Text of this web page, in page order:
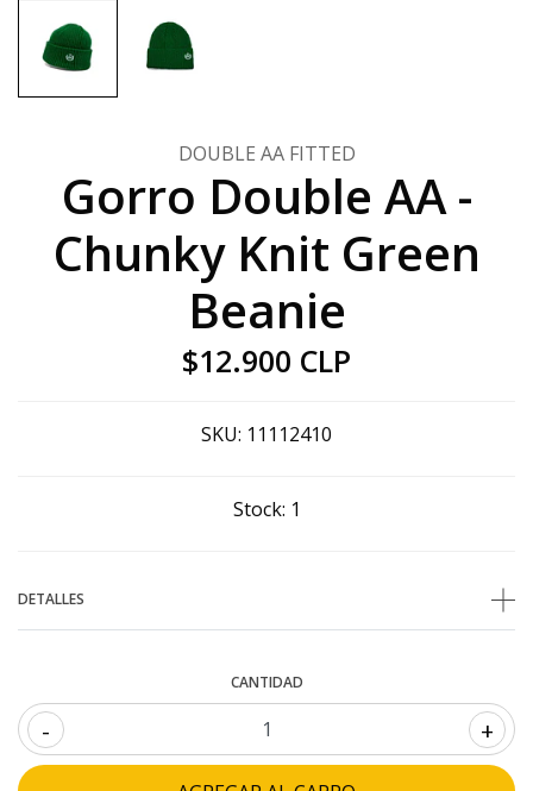
DOUBLE AA FITTED
Gorro Double AA -
Chunky Knit Green
Beanie
$12.900 CLP
SKU: 11112410
Stock: 1
DETALLES
CANTIDAD
- +